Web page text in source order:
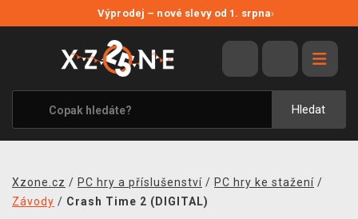
Výprodej – nové slevy od 1. srpna›
Hledat
VÝPRODEJ
VIDEOHRY
XZONE ORIGINALS
TÉMATIKY
MERCHANDISE
Xzone.cz / PC hry a příslušenství / PC hry ke stažení /
Závody / Crash Time 2 (DIGITAL)